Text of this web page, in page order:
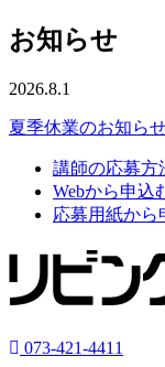
お知らせ
2026.8.1
夏季休業のお知らせ
講師の応募方
Webから申込
応募用紙から
073-421-4411